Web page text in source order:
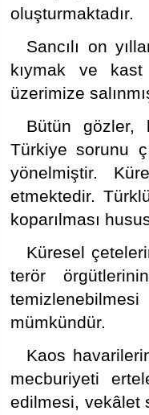
oluşturmaktadır.
Sancılı on
kıymak ve kast
üzerimize
Bütün gözler,
Türkiye sorunu
yönelmiştir.
etmektedir.
koparılması
Küresel
terör
mümkündür.
Kaos
mecburiyeti
edilmesi, vekâlet